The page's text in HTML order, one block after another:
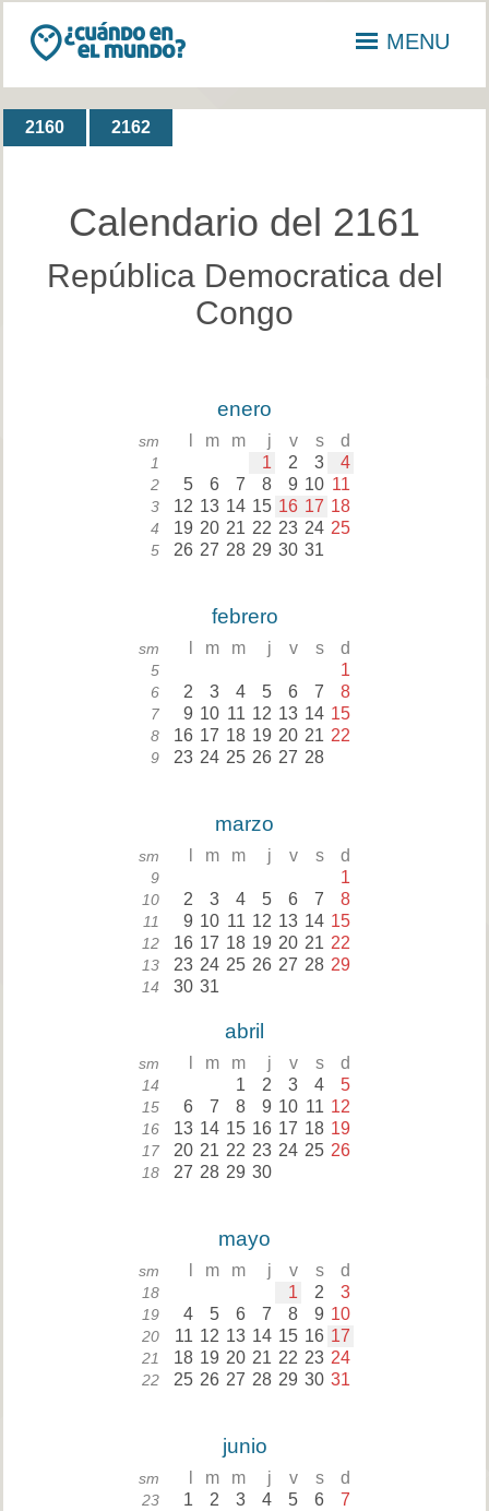
MENU
2160 2162
Calendario del 2161
República Democratica del
Congo
enero
sm m m j v s d
1 1 2 3 4
2 5 6 7 8 9 10 11
3 12 13 14 15 16 17 18
4 19 20 21 22 23 24 25
5 26 27 28 29 30 31
febrero
sm m m j v s d
5 1
6 2 3 4 5 6 7 8
7 9 10 11 12 13 14 15
8 16 17 18 19 20 21 22
9 23 24 25 26 27 28
marzo
sm m m j v s d
9 1
10 2 3 4 5 6 7 8
11 9 10 11 12 13 14 15
12 16 17 18 19 20 21 22
13 23 24 25 26 27 28 29
14 30 31
abril
sm m m j v s d
14 1 2 3 4 5
15 6 7 8 9 10 11 12
16 13 14 15 16 17 18 19
17 20 21 22 23 24 25 26
18 27 28 29 30
mayo
sm m m j v s d
18 1 2 3
19 4 5 6 7 8 9 10
20 11 12 13 14 15 16 17
21 18 19 20 21 22 23 24
22 25 26 27 28 29 30 31
junio
sm m m j v s d
23 1 2 3 4 5 6 7